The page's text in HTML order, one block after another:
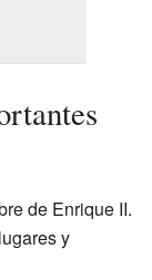
de Enrique II.
y